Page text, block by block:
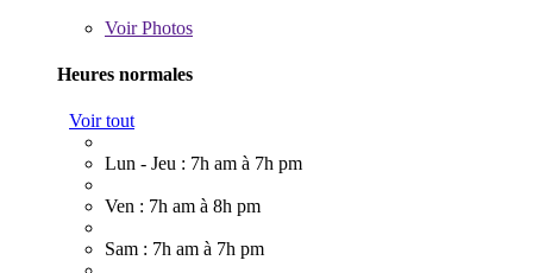
VoirPhotos
Heures normales
Voir tout
Lun - Jeu : 7h am à 7h pm
Ven : 7h am à 8h pm
Sam : 7h am à 7h pm